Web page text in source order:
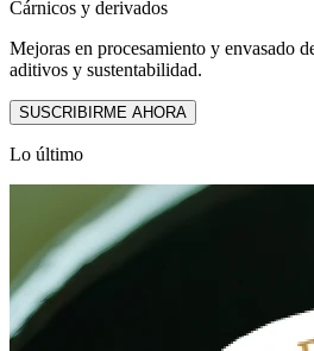
Cárnicos y derivados
Mejoras en procesamiento y envasado
aditivos y sustentabilidad.
SUSCRIBIRME AHORA
Lo último